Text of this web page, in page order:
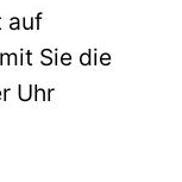
auf
Sie die
Uhr